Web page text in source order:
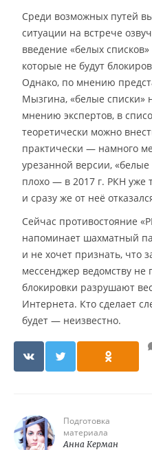
Среди возможных путей
ситуации на встрече
введение «белых
которые не будут
Однако, по мнению
Мызгина, «белые списки»
мнению экспертов, в
теоретически можно
практически — намного
урезанной версии, «белые
плохо — в 2017 г. РКН уже
и сразу же от неё
Сейчас противостояние
напоминает шахматный
и не хочет признать, что
мессенджер ведомству не
блокировки разрушают
Интернета. Кто сделает
будет — неизвестно.
Подготовка
материала
Анна Керман